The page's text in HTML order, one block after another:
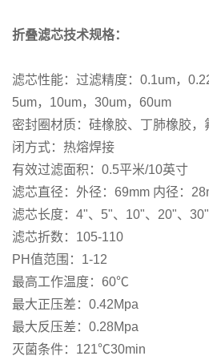
折叠滤芯技术规格：
滤芯性能：过滤精度：0.1um，
5um，10um，30um，60um
密封圈材质：硅橡胶、丁肺橡胶，
闭方式：热熔焊接
有效过滤面积：0.5平米/10英寸
滤芯直径：外径：69mm 内径：
滤芯长度：4"、5"、10"、20"、
滤芯折数：105-110
PH值范围：1-12
最高工作温度：60℃
最大正压差：0.42Mpa
最大反压差：0.28Mpa
灭菌条件：121℃30min